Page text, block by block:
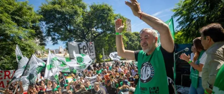
Las gestiones ante el BID comprenden un crédito de
85 millones de dólares destinado a ampliar la
producción, incorporar nuevas áreas bajo riegoy
fortalecer la capacidad de la provincia para enfrentar los
efectos del cambio climático;y otro de 60 millones de
dólares para equipamiento y modernización de los
hospitales.